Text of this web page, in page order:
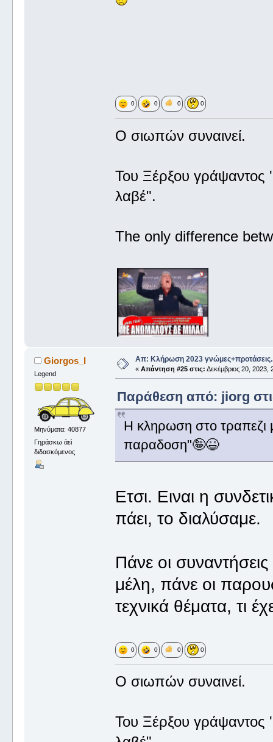
0 0 0 0
Ο σιωπών συναινεί.
Του Ξέρξου
λαβέ".
The only difference
Giorgos_I
Legend
Μηνύματα: 40877
Γηράσκω ἀεὶ
διδασκόμενος
Απ: Κλήρωση 2023
« Απάντηση #25 στις: Δεκέμβριος 20, 2023,
Παράθεση από: jiorg
Η κληρωση στο τραπεζι
παραδοση"🤪😆
Ετσι. Ειναι η
πάει, το διαλύσαμε.
Πάνε οι
μέλη, πάνε οι
τεχνικά θέματα, τι
0 0 0 0
Ο σιωπών συναινεί.
Του Ξέρξου